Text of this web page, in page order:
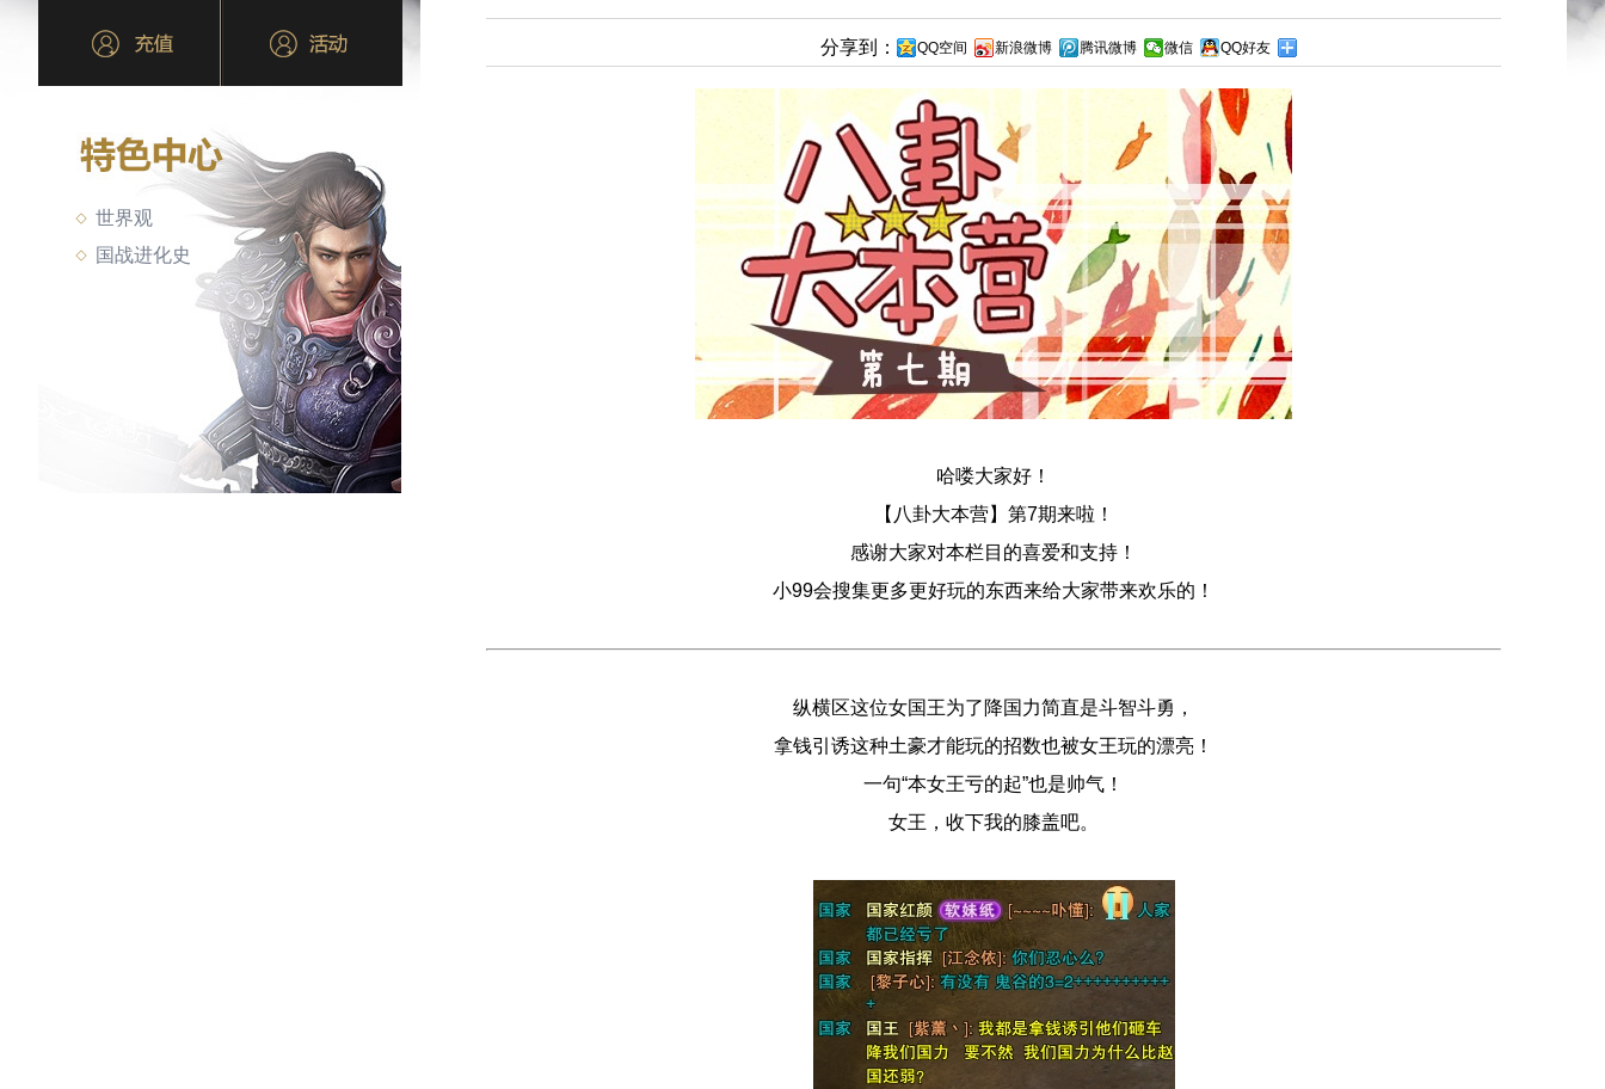
世界观
国战进化史
分享到： QQ空间 新浪微博 腾讯微博 微信 QQ好友
哈喽大家好！
【八卦大本营】第7期来啦！
感谢大家对本栏目的喜爱和支持！
小99会搜集更多更好玩的东西来给大家带来欢乐的！
纵横区这位女国王为了降国力简直是斗智斗勇，
拿钱引诱这种土豪才能玩的招数也被女王玩的漂亮！
一句“本女王亏的起”也是帅气！
女王，收下我的膝盖吧。